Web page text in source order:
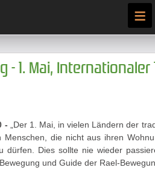
≡
- 1. Mai, Internationaler
-
„Der 1. Mai, in vielen Ländern der
Menschen, die nicht aus ihren
dürfen. Dies sollte nie wieder
und Guide der Rael-